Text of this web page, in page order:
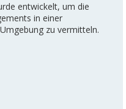
entwickelt, um die
in einer
zu vermitteln.